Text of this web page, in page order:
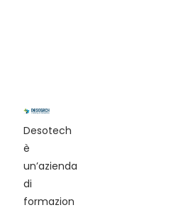
Desotech
è
un’azienda
di
formazion